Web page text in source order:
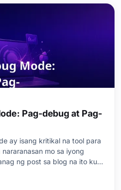
Pag-debug at Pag-
ay isang kritikal na tool para
mo sa iyong
ng post sa blog na ito kung
Sinasaklaw nito ang isang